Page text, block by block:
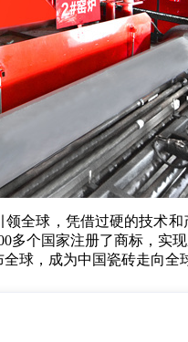
全球，凭借过硬的技术
多个国家注册了商标，实
球，成为中国瓷砖走向全